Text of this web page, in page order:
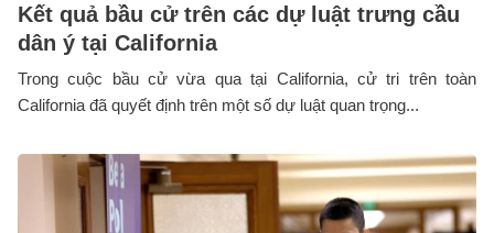
Kết quả bầu cử trên các dự luật trưng cầu
dân ý tại California
Trong cuộc bầu cử vừa qua tại California, cử tri trên toàn
California đã quyết định trên một số dự luật quan trọng...